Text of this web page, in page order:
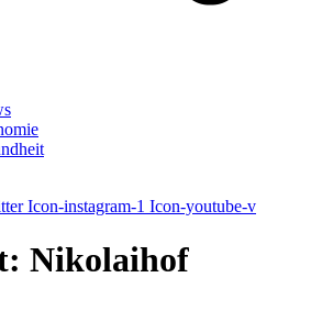
Icon-instagram-1 Icon-youtube-v
Nikolaihof